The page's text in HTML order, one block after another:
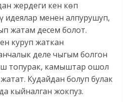
жердеги кен көп
идеялар менен алпурушуп,
жатам десем болот.
куруп жаткан
деле чыгым болгон
топурак, камыштар ошол
Кудайдан болуп булак
кыйналган жокпуз.